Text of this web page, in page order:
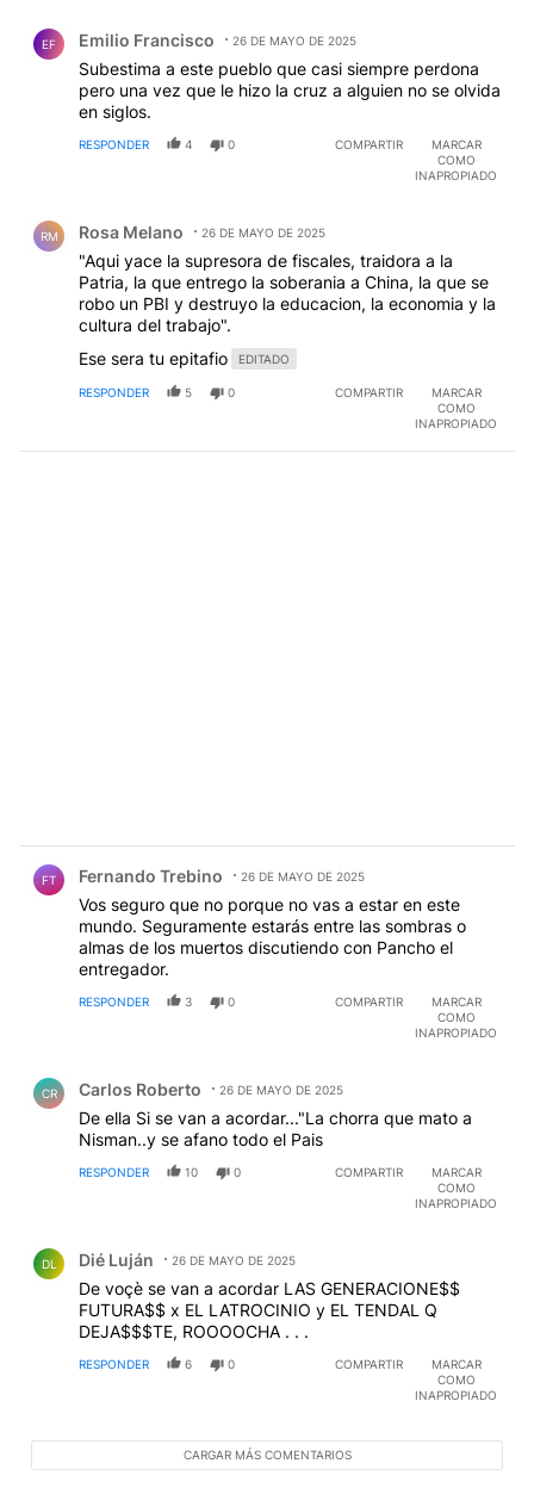
EF Emilio Francisco 26 DE MAYO DE 2025
Subestima a este pueblo que casi siempre perdona
pero una vez que le hizo la cruz a alguien no se olvida
en siglos.
RESPONDER 4 0 COMPARTIR
MARCAR
COMO
INAPROPIADO
RM Rosa Melano 26 DE MAYO DE 2025
"Aqui yace la supresora de fiscales, traidora a la
Patria, la que entrego la soberania a China, la que se
robo un PBI y destruyo la educacion, la economia y la
cultura del trabajo".
Ese sera tu epitafio
EDITADO
RESPONDER 5 0 COMPARTIR
MARCAR
COMO
INAPROPIADO
FT Fernando Trebino 26 DE MAYO DE 2025
Vos seguro que no porque no vas a estar en este
mundo. Seguramente estarás entre las sombras o
almas de los muertos discutiendo con Pancho el
entregador.
RESPONDER 3 0 COMPARTIR
MARCAR
COMO
INAPROPIADO
CR Carlos Roberto 26 DE MAYO DE 2025
De ella Si se van a acordar..."La chorra que mato a
Nisman..y se afano todo el Pais
RESPONDER 10 0 COMPARTIR
MARCAR
COMO
INAPROPIADO
DL Dié Luján 26 DE MAYO DE 2025
De voçè se van a acordar LAS GENERACIONE$$
FUTURA$$ x EL LATROCINIO y EL TENDAL Q
DEJA$$$TE, ROOOOCHA . . .
RESPONDER 6 0 COMPARTIR
MARCAR
COMO
INAPROPIADO
CARGAR MÁS COMENTARIOS